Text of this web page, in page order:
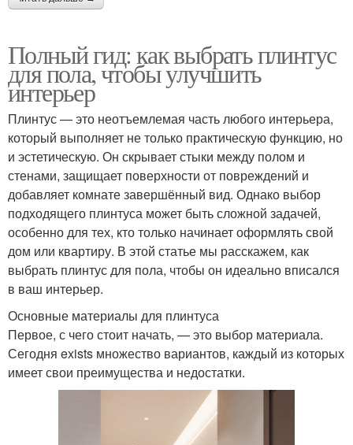
Полный гид: как выбрать плинтус
для пола, чтобы улучшить
интерьер
Плинтус — это неотъемлемая часть любого интерьера,
который выполняет не только практическую функцию, но
и эстетическую. Он скрывает стыки между полом и
стенами, защищает поверхности от повреждений и
добавляет комнате завершённый вид. Однако выбор
подходящего плинтуса может быть сложной задачей,
особенно для тех, кто только начинает оформлять свой
дом или квартиру. В этой статье мы расскажем, как
выбрать плинтус для пола, чтобы он идеально вписался
в ваш интерьер.
Основные материалы для плинтуса
Первое, с чего стоит начать, — это выбор материала.
Сегодня exists множество вариантов, каждый из которых
имеет свои преимущества и недостатки.